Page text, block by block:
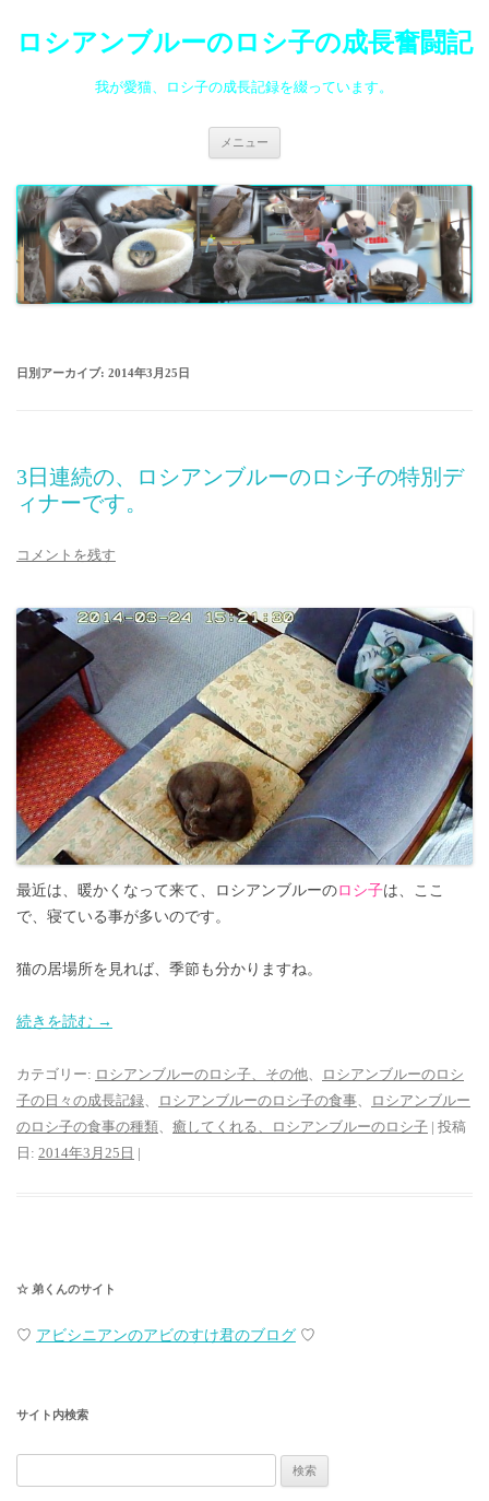
ロシアンブルーのロシ子の成長奮闘記
我が愛猫、ロシ子の成長記録を綴っています。
メニュー
ツ
へ
ス
キ
ッ
プ
日別アーカイブ: 2014年3月25日
3日連続の、ロシアンブルーのロシ子の特別デ
ィナーです。
コメントを残す
最近は、暖かくなって来て、ロシアンブルーのロシ子は、ここ
で、寝ている事が多いのです。
猫の居場所を見れば、季節も分かりますね。
続きを読む →
カテゴリー: ロシアンブルーのロシ子、その他
ロシアンブルーのロシ
子の日々の成長記録
ロシアンブルーのロシ子の食事
ロシアンブルー
のロシ子の食事の種類
癒してくれる、ロシアンブルーのロシ子 | 投稿
日: 2014年3月25日 |
☆ 弟くんのサイト
♡ アビシニアンのアビのすけ君のブログ ♡
サイト内検索
索: